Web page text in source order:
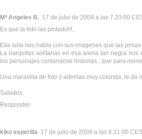
Mª Angeles B. 17 de julio de 2009 a las 7:20:00
Es que la foto las pintado!!!,
Ella sola nos habla con sus imagenes que las prisas
La barquitas solitarias en esa arena tan negra
los personajes contandose historias , que para
Una maravilla de foto y ademas muy colorida, le da
Saludos.
Responder
kiko esperilla 17 de julio de 2009 a las 8:31:00